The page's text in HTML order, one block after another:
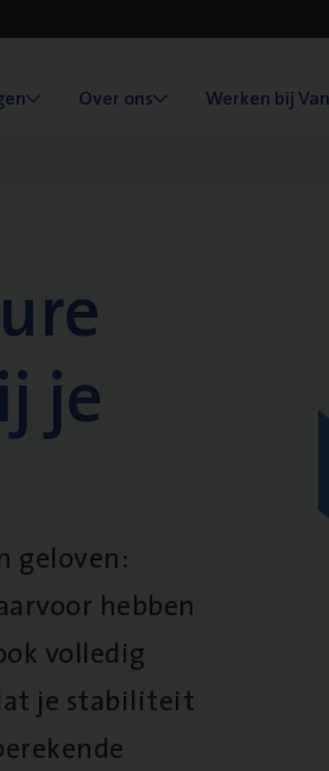
Over ons Werken bij
je
geloven:
hebben
volledig
je stabiliteit